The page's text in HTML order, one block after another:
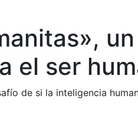
un
el ser
de si la inteligencia